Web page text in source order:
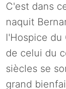
C'est dans
naquit
l'Hospice du
de celui du
siècles se
grand